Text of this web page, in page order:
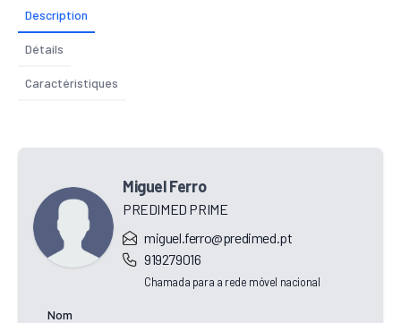
Description
Détails
Caractéristiques
Miguel Ferro
PREDIMED PRIME
miguel.ferro@predimed.pt
919279016
Chamada para a rede móvel nacional
Nom